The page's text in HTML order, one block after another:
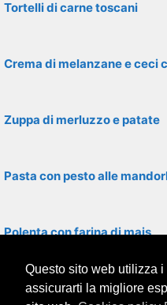
Tortelli di carne toscani
Crema di melanzane e ceci
Zuppa di merluzzo e patate
Pasta con pesto alle
Polenta con farina di mais
Pasta alla romanesca
Questo sito web utilizza
assicurarti la migliore